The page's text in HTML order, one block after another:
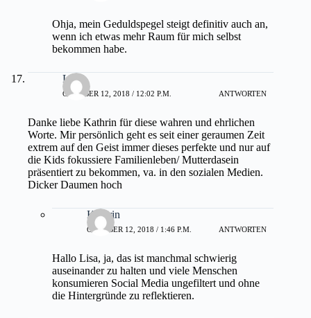
Ohja, mein Geduldspegel steigt definitiv auch an,
wenn ich etwas mehr Raum für mich selbst
bekommen habe.
Lisa
OKTOBER 12, 2018 / 12:02 P.M. ANTWORTEN
Danke liebe Kathrin für diese wahren und ehrlichen
Worte. Mir persönlich geht es seit einer geraumen Zeit
extrem auf den Geist immer dieses perfekte und nur auf
die Kids fokussiere Familienleben/ Mutterdasein
präsentiert zu bekommen, va. in den sozialen Medien.
Dicker Daumen hoch
Kathrin
OKTOBER 12, 2018 / 1:46 P.M. ANTWORTEN
Hallo Lisa, ja, das ist manchmal schwierig
auseinander zu halten und viele Menschen
konsumieren Social Media ungefiltert und ohne
die Hintergründe zu reflektieren.